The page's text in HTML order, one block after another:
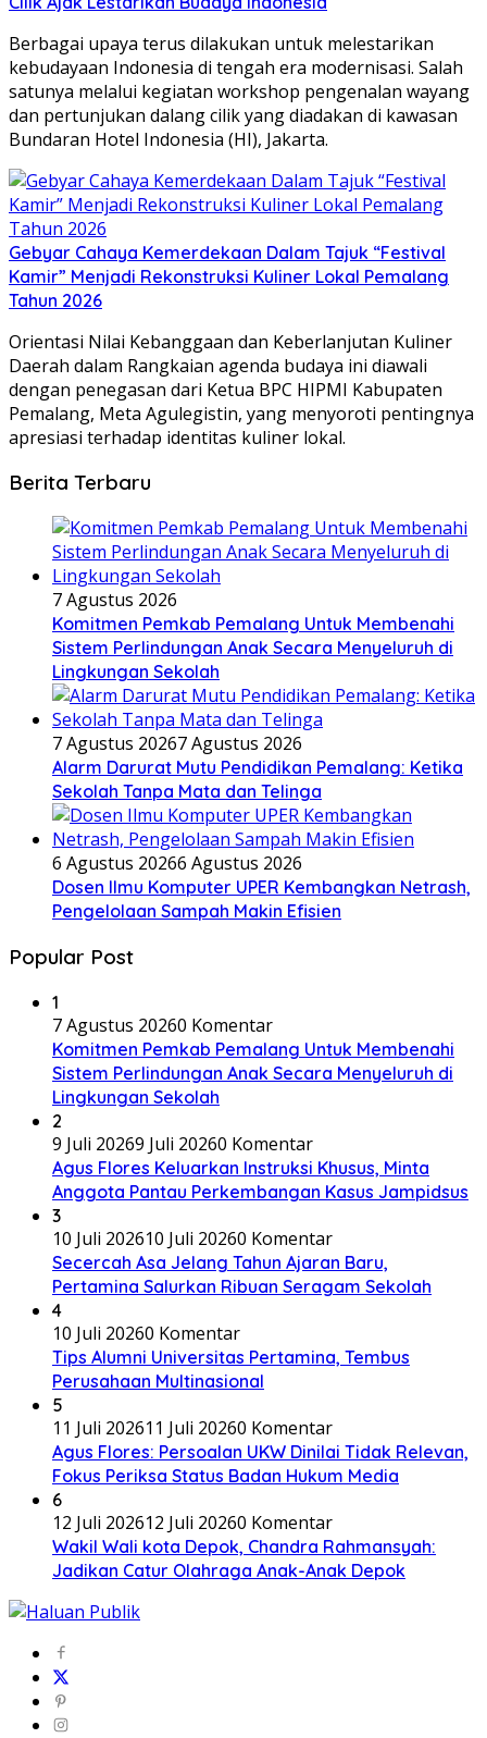
Berbagai upaya terus dilakukan untuk melestarikan
kebudayaan Indonesia di tengah era modernisasi. Salah
satunya melalui kegiatan workshop pengenalan wayang
dan pertunjukan dalang cilik yang diadakan di kawasan
Bundaran Hotel Indonesia (HI), Jakarta.
Gebyar Cahaya Kemerdekaan Dalam Tajuk “Festival
Kamir” Menjadi Rekonstruksi Kuliner Lokal Pemalang
Tahun 2026
Orientasi Nilai Kebanggaan dan Keberlanjutan Kuliner
Daerah dalam ​Rangkaian agenda budaya ini diawali
dengan penegasan dari Ketua BPC HIPMI Kabupaten
Pemalang, Meta Agulegistin, yang menyoroti pentingnya
apresiasi terhadap identitas kuliner lokal.
Berita Terbaru
7 Agustus 2026
Komitmen Pemkab Pemalang Untuk Membenahi
Sistem Perlindungan Anak Secara Menyeluruh di
Lingkungan Sekolah
7 Agustus 20267 Agustus 2026
Alarm Darurat Mutu Pendidikan Pemalang: Ketika
Sekolah Tanpa Mata dan Telinga
6 Agustus 20266 Agustus 2026
Dosen Ilmu Komputer UPER Kembangkan Netrash,
Pengelolaan Sampah Makin Efisien
Popular Post
1
7 Agustus 20260 Komentar
Komitmen Pemkab Pemalang Untuk Membenahi
Sistem Perlindungan Anak Secara Menyeluruh di
Lingkungan Sekolah
2
9 Juli 20269 Juli 20260 Komentar
Agus Flores Keluarkan Instruksi Khusus, Minta
Anggota Pantau Perkembangan Kasus Jampidsus
3
10 Juli 202610 Juli 20260 Komentar
Secercah Asa Jelang Tahun Ajaran Baru,
Pertamina Salurkan Ribuan Seragam Sekolah
4
10 Juli 20260 Komentar
Tips Alumni Universitas Pertamina, Tembus
Perusahaan Multinasional
5
11 Juli 202611 Juli 20260 Komentar
Agus Flores: Persoalan UKW Dinilai Tidak Relevan,
Fokus Periksa Status Badan Hukum Media
6
12 Juli 202612 Juli 20260 Komentar
Wakil Wali kota Depok, Chandra Rahmansyah:
Jadikan Catur Olahraga Anak-Anak Depok